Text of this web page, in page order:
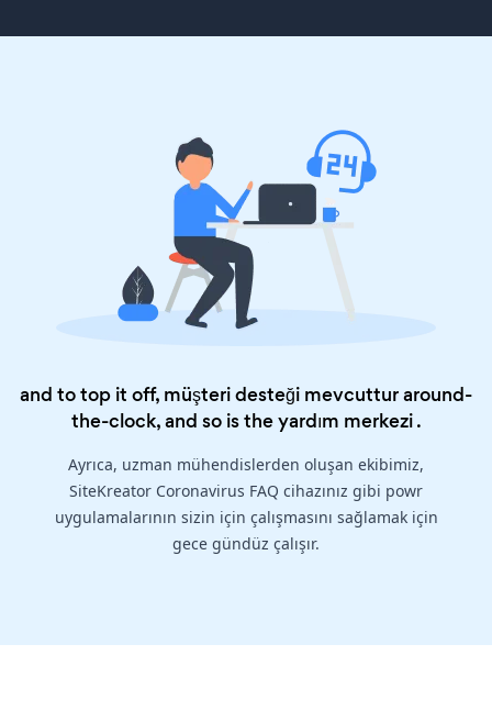
and to top it off, müşteri desteği mevcuttur around-
the-clock, and so is theyardım merkezi.
Ayrıca, uzman mühendislerden oluşan ekibimiz,
SiteKreator Coronavirus FAQ cihazınız gibi powr
uygulamalarının sizin için çalışmasını sağlamak için
gece gündüz çalışır.